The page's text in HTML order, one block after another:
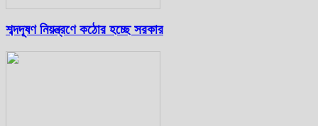
শব্দদূষণ নিয়ন্ত্রণে কঠোর হচ্ছে সরকার